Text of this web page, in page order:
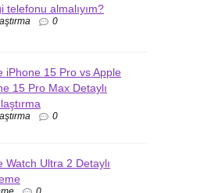
telefonu almalıyım?
0
iPhone 15 Pro vs Apple
15 Pro Max Detaylı
0
Watch Ultra 2 Detaylı